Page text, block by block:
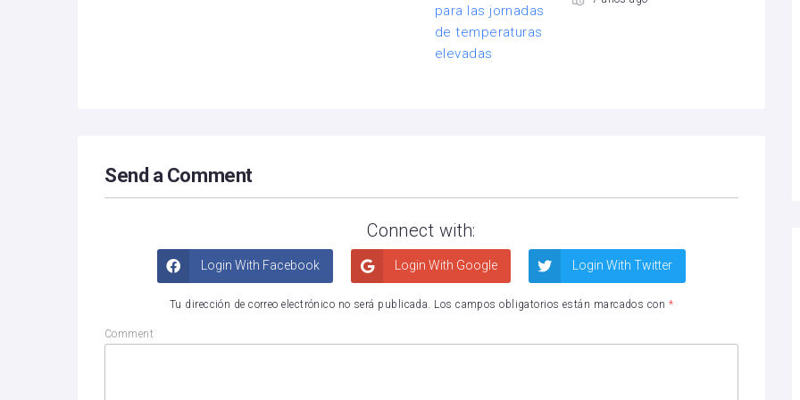
Send a Comment
Connect with:
Login With Facebook Login With Google Login With Twitter
Tu dirección de correo electrónico no será publicada. Los campos obligatorios están marcados con *
Comment